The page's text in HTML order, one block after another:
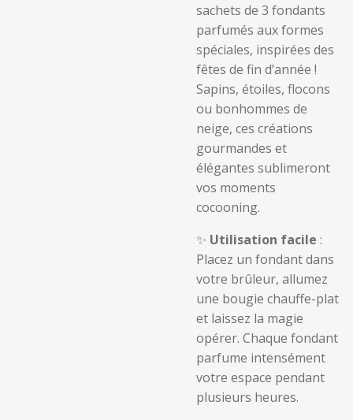
sachets de 3 fondants
parfumés aux formes
spéciales, inspirées des
fêtes de fin d’année !
Sapins, étoiles, flocons
ou bonhommes de
neige, ces créations
gourmandes et
élégantes sublimeront
vos moments
cocooning.
✨ Utilisation facile :
Placez un fondant dans
votre brûleur, allumez
une bougie chauffe-plat
et laissez la magie
opérer. Chaque fondant
parfume intensément
votre espace pendant
plusieurs heures.